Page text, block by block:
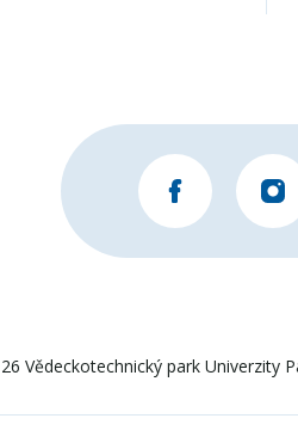
Vědeckotechnický park Univerzity